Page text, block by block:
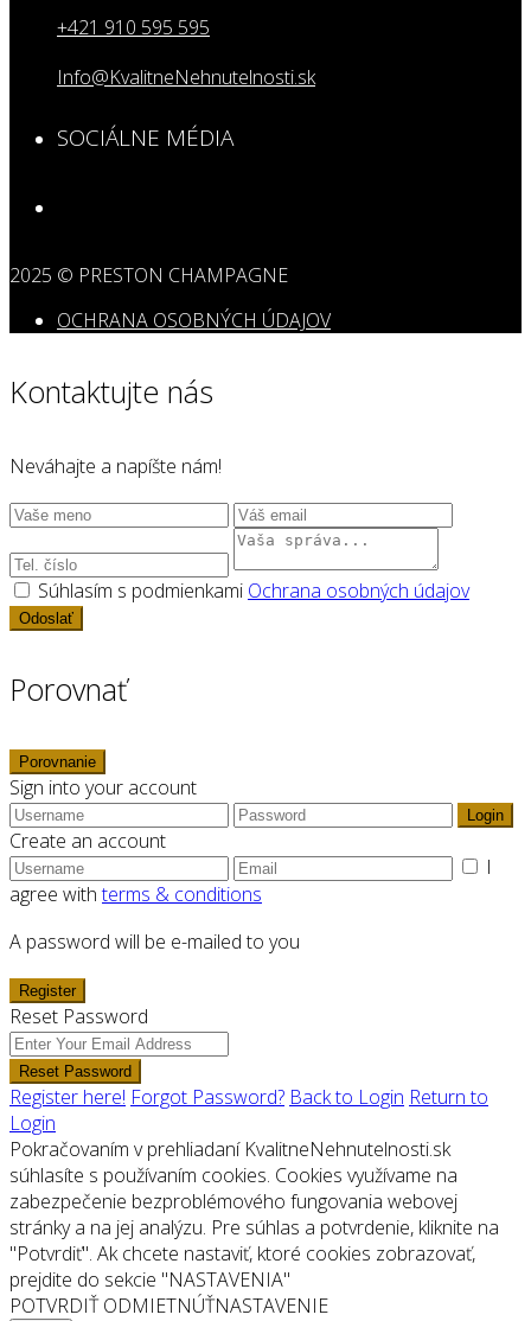
+421 910 595 595
Info@KvalitneNehnutelnosti.sk
SOCIÁLNE MÉDIA
2025 © PRESTON CHAMPAGNE
OCHRANA OSOBNÝCH ÚDAJOV
Kontaktujte nás
Neváhajte a napíšte nám!
Súhlasím s podmienkami Ochrana osobných údajov
Odoslať
Porovnať
Porovnanie
Sign into your account
Login
Create an account
I
agree withterms & conditions
A password will be e-mailed to you
Register
Reset Password
Reset Password
Register here! Forgot Password? Back to Login Return to
Login
Pokračovaním v prehliadaní KvalitneNehnutelnosti.sk
súhlasíte s používaním cookies. Cookies využívame na
zabezpečenie bezproblémového fungovania webovej
stránky a na jej analýzu. Pre súhlas a potvrdenie, kliknite na
"Potvrdiť". Ak chcete nastaviť, ktoré cookies zobrazovať,
prejdite do sekcie "NASTAVENIA"
POTVRDIŤ ODMIETNÚŤNASTAVENIE